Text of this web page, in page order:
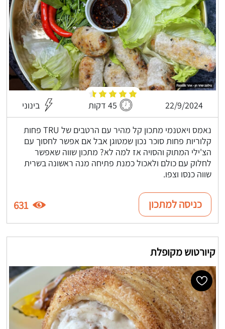
22/9/2024 45 דקות בינוני
נאמס ויאטנמי מתכון קל מהיר עם הרטבים של TRU פחות
קלוריות פחות סוכר נכון שמטוגן אבל אם אפשר לחסוך עם
הצ'ילי המתוק והסויה אז למה לא? מתכון שווה שאפשר
לחלוק עם כולם ולאכול כמנת פתיחה מנה ראשונה בשרית
שווה כנסו וצפו.
כניסה למתכון 631
קיורטוש מקופלת